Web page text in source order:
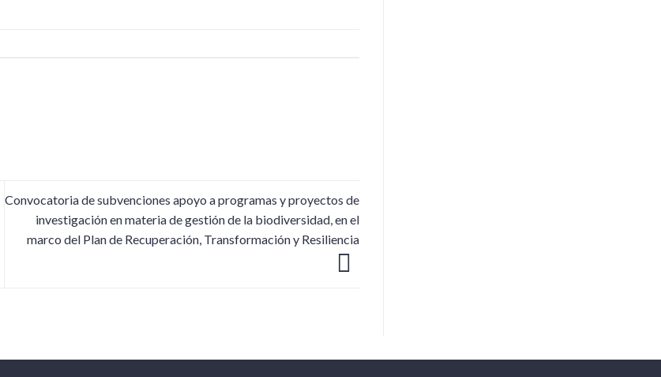
Convocatoria de subvenciones apoyo a programas y proyectos de
investigación en materia de gestión de la biodiversidad, en el
marco del Plan de Recuperación, Transformación y Resiliencia